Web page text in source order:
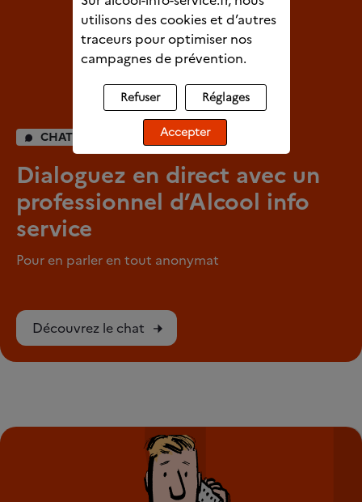
CHAT INDIVIDUEL
Dialoguez en direct avec un
professionnel d’Alcool info
service
Pour en parler en tout anonymat
Découvrez le chat
utilisons des cookies et d’autres
traceurs pour optimiser nos
campagnes de prévention.
Refuser Réglages
Accepter